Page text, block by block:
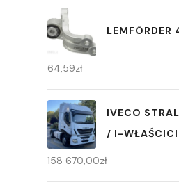
LEMFÖRDER
64,59zł
IVECO
/ I-
158 670,00zł